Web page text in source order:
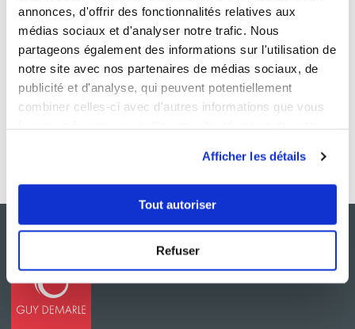
annonces, d'offrir des fonctionnalités relatives aux
médias sociaux et d'analyser notre trafic. Nous
partageons également des informations sur l'utilisation de
notre site avec nos partenaires de médias sociaux, de
publicité et d'analyse, qui peuvent potentiellement
combiner celles-ci avec d'autres informations que vous
Afficher les détails
Tout autoriser
Refuser